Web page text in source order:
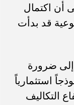
أن اكتمال
قد بدأت
ضرورة
استثمارياً
التكاليف